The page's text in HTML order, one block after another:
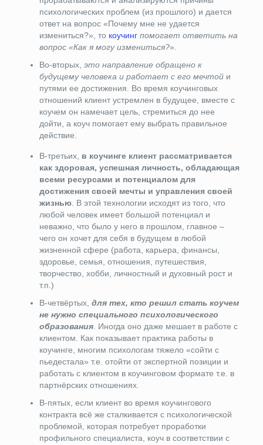
психологических проблем (из прошлого) и дается
ответ на вопрос «Почему мне не удается
измениться?», то коучинг помогает ответить на
вопрос «Как я могу измениться?».
Во-вторых, это направление обращено к
будущему человека и работает с его мечтойи
путями ее достижения. Во время коучинговых
отношений клиент устремлен в будущее, вместе с
коучем он намечает цель, стремиться до нее
дойти, а коуч помогает ему выбрать правильное
действие.
В-третьих, в коучинге клиент рассматривается
как здоровая, успешная личность, обладающая
всеми ресурсами и потенциалом для
достижения своей мечты и управления своей
жизнью. В этой технологии исходят из того, что
любой человек имеет большой потенциал и
неважно, что было у него в прошлом, главное –
чего он хочет для себя в будущем в любой
жизненной сфере (работа, карьера, финансы,
здоровье, семья, отношения, путешествия,
творчество, хобби, личностный и духовный рост и
т.п.)
В-четвёртых, для тех, кто решил стать коучем
не нужно специального психологического
образования. Иногда оно даже мешает в работе с
клиентом. Как показывает практика работы в
коучинге, многим психологам тяжело «сойти с
пьедестала» т.е. отойти от экспертной позиции и
работать с клиентом в коучинговом формате т.е. в
партнёрских отношениях.
В-пятых, если клиент во время коучингового
контракта всё же сталкивается с психологической
проблемой, которая потребует проработки
профильного специалиста, коуч в соответствии с